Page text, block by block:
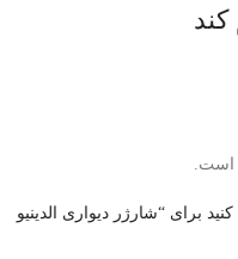
است.
برای “شارژر دیواری الدینیو